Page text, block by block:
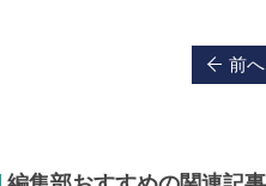
前へ